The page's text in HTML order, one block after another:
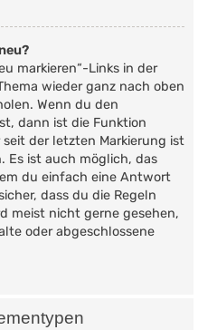
markieren“-Links in der
wieder ganz nach oben
Wenn du den
dann ist die Funktion
der letzten Markierung ist
Es ist auch möglich, das
du einfach eine Antwort
dass du die Regeln
meist nicht gerne gesehen,
oder abgeschlossene